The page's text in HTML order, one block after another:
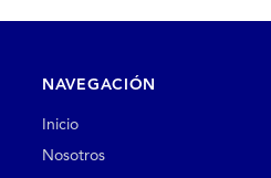
NAVEGACIÓN
Inicio
Nosotros